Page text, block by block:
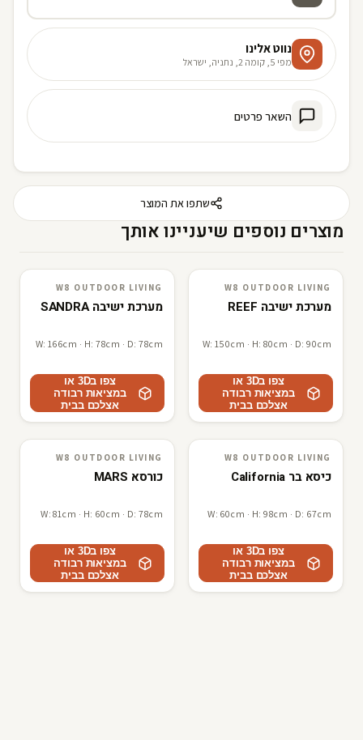
נווט אלינו
מפי 5, קומה 2, נתניה, ישראל
השאר פרטים
שתפו את המוצר
מוצרים נוספים שיעניינו אותך
3D · AR
W8 outdoor living
W8 OUTDOOR LIVING
מערכת ישיבה REEF
W: 150cm · H: 80cm · D: 90cm
צפו ב3D או
במציאות רבודה
אצלכם בבית
3D · AR
W8 outdoor living
W8 OUTDOOR LIVING
מערכת ישיבה SANDRA
W: 166cm · H: 78cm · D: 78cm
צפו ב3D או
במציאות רבודה
אצלכם בבית
3D · AR
W8 outdoor living
W8 OUTDOOR LIVING
כיסא בר California
W: 60cm · H: 98cm · D: 67cm
צפו ב3D או
במציאות רבודה
אצלכם בבית
3D · AR
W8 outdoor living
W8 OUTDOOR LIVING
כורסא MARS
W: 81cm · H: 60cm · D: 78cm
צפו ב3D או
במציאות רבודה
אצלכם בבית